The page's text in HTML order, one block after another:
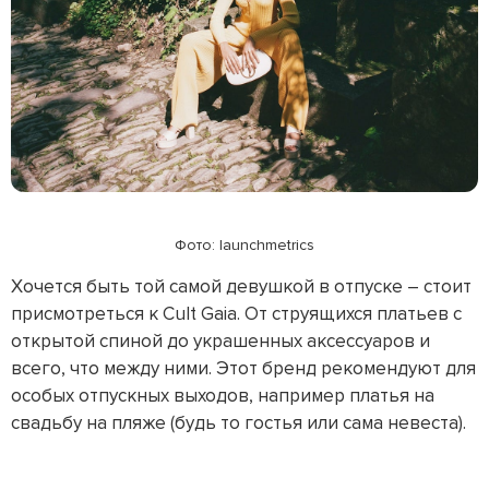
Фото: launchmetrics
Хочется быть той самой девушкой в отпуске – стоит
присмотреться к Cult Gaia. От струящихся платьев с
открытой спиной до украшенных аксессуаров и
всего, что между ними. Этот бренд рекомендуют для
особых отпускных выходов, например платья на
свадьбу на пляже (будь то гостья или сама невеста).